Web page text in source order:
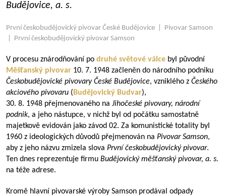
Budějovice, a. s.
První českobudějovický pivovar České Budějovice | Pivovar Samson
| První českobudějovický pivovar Samson
V procesu znárodňování po druhé světové válce byl původní
Měšťanský pivovar 10. 7. 1948 začleněn do národního podniku
Českobudějovické pivovary České Budějovice, vzniklého z Českého
akciového pivovaru ( Budějovický Budvar),
30. 8. 1948 přejmenovaného na Jihočeské pivovary, národní
podnik, a jeho nástupce, v nichž byl od počátku samostatně
majetkově evidován jako závod 02. Za komunistické totality byl
1960 z ideologických důvodů přejmenován na Pivovar Samson,
aby z jeho názvu zmizela slova První českobudějovický pivovar.
Ten dnes reprezentuje firmu Budějovický měšťanský pivovar, a. s.
na téže adrese.
Kromě hlavní pivovarské výroby Samson prodával odpady